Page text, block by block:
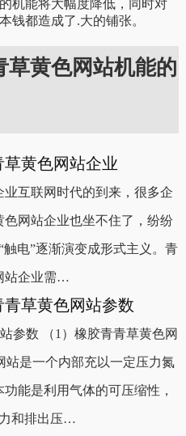
机能将大幅度降低，同时对
钱都造成了.大的铺张。
草黄色网站机能的
黄色网站企业
互联网时代的到来，很多企
网站企业也坐不住了，纷纷
电”逐渐演变成形式主义。青
站企业需…
草黄色网站参数
参数 （1）橡胶青青草黄色网
站是一个内部充以一定压力氮
能是利用气体的可压缩性，
和排出压…